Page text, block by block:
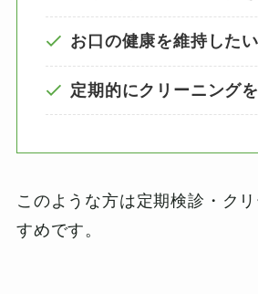
お口の健康を維持したい
定期的にクリーニング
このような方は定期検診・ク
すめです。